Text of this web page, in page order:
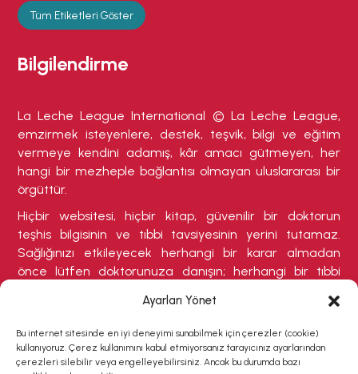
Ayarları Yönet
Bu internet sitesinde en iyi deneyimi sunabilmek için çerezler (cookie)
kullanıyoruz. Çerez kullanımını kabul etmiyorsanız tarayıcınız ayarlarından
çerezleri silebilir veya engelleyebilirsiniz. Ancak bu durumda bazı
Tüm Etiketleri Göster
Bilgilendirme
La Leche League International © La Leche League,
emzirmek isteyenlere, destek, teşvik, bilgi ve eğitim
vermeye kendini adamış, kâr amacı gütmeyen, her
hangi bir mezheple bağlantısı olmayan uluslararası bir
örgüttür.
Hiçbir websitesi, hiçbir kitap, güvenilir bir doktorun
teşhis bilgisinin ve tıbbi tavsiyesinin yerini tutamaz.
Sağlığınızı etkileyecek herhangi bir karar almadan
önce lütfen doktorunuza danışın; herhangi bir tıbbi
gerektirebilecek herhangi bir belirti varsa buna özellikle
dikkat ediniz.